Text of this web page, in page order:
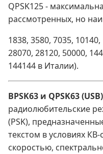
QPSK125 -
рассмотренных, но
1838, 3580, 7035,
28070, 28120, 50000,
144144 в Италии).
BPSK63 и QPSK63 (USB)
радиолюбительские
(PSK),
текстом в условиях
скоростью,